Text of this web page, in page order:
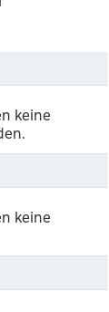
keine
keine